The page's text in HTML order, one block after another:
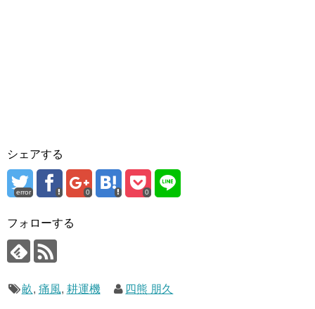
シェアする
error 0 0
フォローする
畝, 痛風, 耕運機 四熊 朋久